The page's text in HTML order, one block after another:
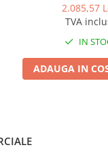
2.085,57
TVA
IN
ADAUGA IN